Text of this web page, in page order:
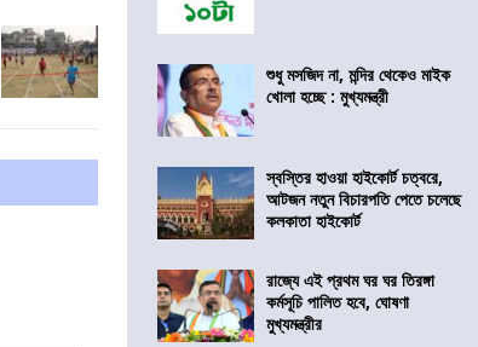
শুধু মসজিদ না, মন্দির থেকেও মাইক
খোলা হচ্ছে : মুখ্যমন্ত্রী
স্বস্তির হাওয়া হাইকোর্ট চত্বরে,
আটজন নতুন বিচারপতি পেতে চলেছে
কলকাতা হাইকোর্ট
রাজ্যে এই প্রথম ঘর ঘর তিরঙ্গা
কর্মসূচি পালিত হবে, ঘোষণা
মুখ্যমন্ত্রীর